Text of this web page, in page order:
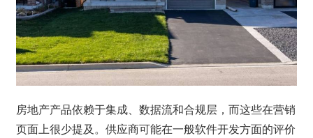
房地产产品依赖于集成、数据流和合规层，而这些在营销
页面上很少提及。供应商可能在一般软件开发方面的评价